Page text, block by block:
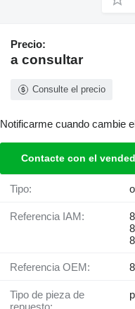
Precio:
a consultar
Consulte el precio
Notificarme cuando cambie
Contacte con el
Tipo:
Referencia IAM:
Referencia OEM:
Tipo de pieza de